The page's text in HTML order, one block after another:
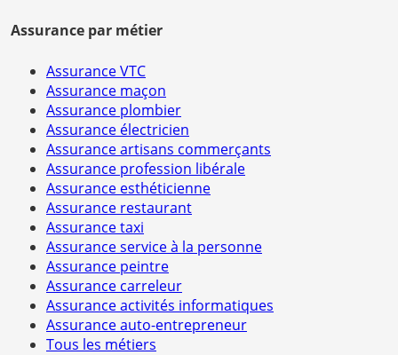
Assurance par métier
Assurance VTC
Assurance maçon
Assurance plombier
Assurance électricien
Assurance artisans commerçants
Assurance profession libérale
Assurance esthéticienne
Assurance restaurant
Assurance taxi
Assurance service à la personne
Assurance peintre
Assurance carreleur
Assurance activités informatiques
Assurance auto-entrepreneur
Tous les métiers